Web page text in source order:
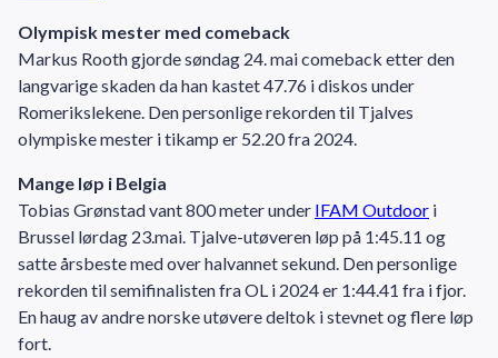
Olympisk mester med comeback
Markus Rooth gjorde søndag 24. mai comeback etter den
langvarige skaden da han kastet 47.76 i diskos under
Romerikslekene. Den personlige rekorden til Tjalves
olympiske mester i tikamp er 52.20 fra 2024.
Mange løp i Belgia
Tobias Grønstad vant 800 meter under IFAM Outdoor i
Brussel lørdag 23.mai. Tjalve-utøveren løp på 1:45.11 og
satte årsbeste med over halvannet sekund. Den personlige
rekorden til semifinalisten fra OL i 2024 er 1:44.41 fra i fjor.
En haug av andre norske utøvere deltok i stevnet og flere løp
fort.